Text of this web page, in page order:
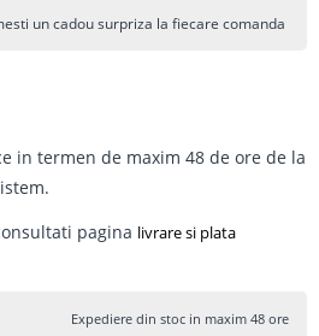
un cadou surpriza la fiecare comanda
in termen de maxim 48 de ore de la
pagina livrare si plata
Expediere din stoc in maxim 48 ore